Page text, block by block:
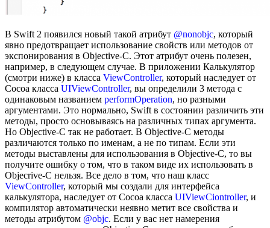
В Swift 2 появился новый такой атрибут @nonobjc, который
явно предотвращает использование свойств или методов от
экспонирования в Objective-C. Этот атрибут очень полезен,
например, в следующем случае. В приложении Калькулятор
(смотри ниже) в класса ViewController, который наследует от
Cocoa класса UIViewController, вы определили 3 метода с
одинаковым названием performOperation, но разными
аргументами. Это нормально, Swift в состоянии различить эти
методы, просто основываясь на различных типах аргумента.
Но Objective-C так не работает. В Objective-C методы
различаются только по именам, а не по типам. Если эти
методы выставлены для использования в Objective-C, то вы
получите ошибку о том, что в таком виде их использовать в
Objecrive-C нельзя. Все дело в том, что наш класс
ViewController, который мы создали для интерфейса
калькулятора, наследует от Cocoa класса UIViewCiontroller, и
компилятор автоматически неявно метит все свойства и
методы атрибутом @objc. Если у вас нет намерения